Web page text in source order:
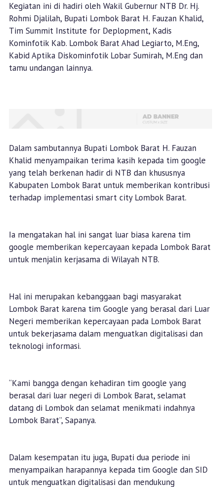
Kegiatan ini di hadiri oleh Wakil Gubernur NTB Dr. Hj.
Rohmi Djalilah, Bupati Lombok Barat H. Fauzan Khalid,
Tim Summit Institute for Deplopment, Kadis
Kominfotik Kab. Lombok Barat Ahad Legiarto, M.Eng,
Kabid Aptika Diskominfotik Lobar Sumirah, M.Eng dan
tamu undangan lainnya.
Dalam sambutannya Bupati Lombok Barat H. Fauzan
Khalid menyampaikan terima kasih kepada tim google
yang telah berkenan hadir di NTB dan khususnya
Kabupaten Lombok Barat untuk memberikan kontribusi
terhadap implementasi smart city Lombok Barat.
Ia mengatakan hal ini sangat luar biasa karena tim
google memberikan kepercayaan kepada Lombok Barat
untuk menjalin kerjasama di Wilayah NTB.
Hal ini merupakan kebanggaan bagi masyarakat
Lombok Barat karena tim Google yang berasal dari Luar
Negeri memberikan kepercayaan pada Lombok Barat
untuk bekerjasama dalam menguatkan digitalisasi dan
teknologi informasi.
“Kami bangga dengan kehadiran tim google yang
berasal dari luar negeri di Lombok Barat, selamat
datang di Lombok dan selamat menikmati indahnya
Lombok Barat”, Sapanya.
Dalam kesempatan itu juga, Bupati dua periode ini
menyampaikan harapannya kepada tim Google dan SID
untuk menguatkan digitalisasi dan mendukung